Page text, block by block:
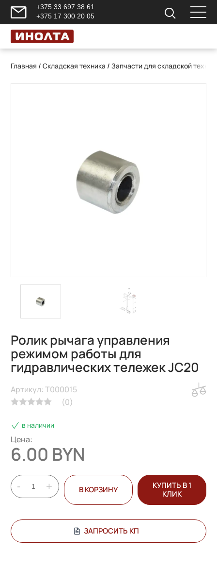
+375 33 697 38 61
+375 17 300 20 05
Главная /Складская техника /Запчасти для складской
Ролик рычага управления
режимом работы для
гидравлических тележек JC20
(0)
Артикул: T000015
в наличии
Цена:
6.00 BYN
- + В КОРЗИНУ
КУПИТЬ В 1
КЛИК
ЗАПРОСИТЬ КП